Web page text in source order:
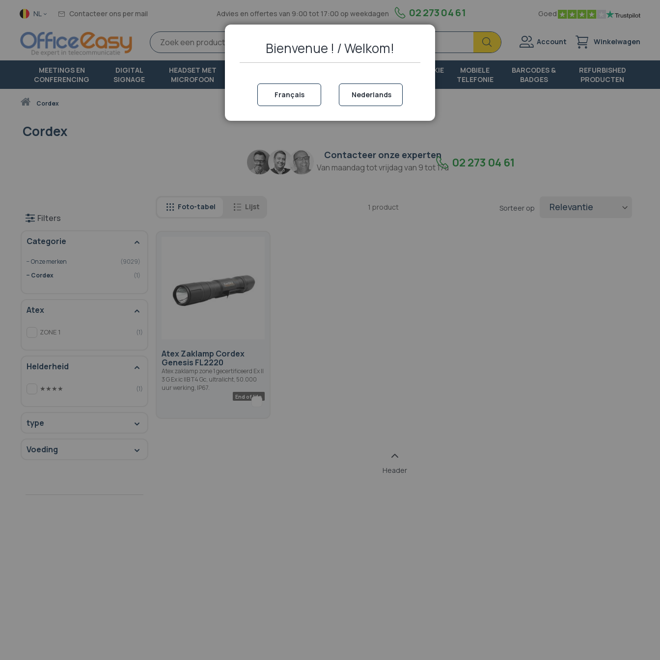
Taal NL Contacteer ons per mail Advies en offertes van 9:00 tot 17:00 op weekdagen 02 273 04 61 Goed
Zoek
Zoek
Account Winkelwagen
MEETINGS EN
CONFERENCING
DIGITAL
SIGNAGE
HEADSET MET
MICROFOON
PORTOFOON EN WALKIE
MOBIELE
TELEFONIE
BARCODES &
BADGES
REFURBISHED
PRODUCTEN
Thuiscordex
Cordex
Contacteer onze experten
Van maandag tot vrijdag van 9 tot 17u 02 273 04 61
Foto-tabel Lijst 1 product Sorteer op
Atex Zaklamp Cordex
Genesis FL2220
Atex zaklamp zone 1 gecertificeerd Ex II
3 G Ex ic IIB T4 Gc, ultralicht, 50.000
uur werking, IP67.
Header
Filters
Categorie
Onze merken
9029
Cordex
1
Atex
ZONE 1 1
Helderheid
★★★★ 1
type
Voeding
Bienvenue ! / Welkom!
Français Nederlands